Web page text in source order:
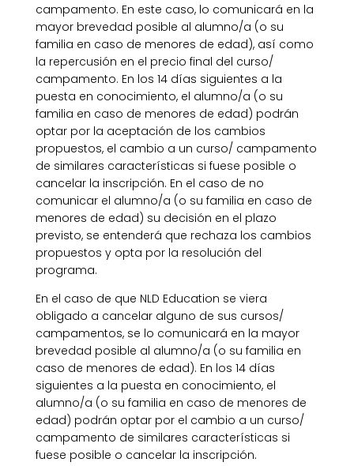
campamento. En este caso, lo comunicará en la
mayor brevedad posible al alumno/a (o su
familia en caso de menores de edad), así como
la repercusión en el precio final del curso/
campamento. En los 14 días siguientes a la
puesta en conocimiento, el alumno/a (o su
familia en caso de menores de edad) podrán
optar por la aceptación de los cambios
propuestos, el cambio a un curso/ campamento
de similares características si fuese posible o
cancelar la inscripción. En el caso de no
comunicar el alumno/a (o su familia en caso de
menores de edad) su decisión en el plazo
previsto, se entenderá que rechaza los cambios
propuestos y opta por la resolución del
programa.
En el caso de que NLD Education se viera
obligado a cancelar alguno de sus cursos/
campamentos, se lo comunicará en la mayor
brevedad posible al alumno/a (o su familia en
caso de menores de edad). En los 14 días
siguientes a la puesta en conocimiento, el
alumno/a (o su familia en caso de menores de
edad) podrán optar por el cambio a un curso/
campamento de similares características si
fuese posible o cancelar la inscripción.